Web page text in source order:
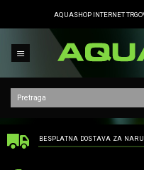
AQUASHOP INTERNET
BESPLATNA DOSTAVA ZA